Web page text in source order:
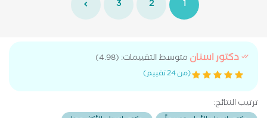
1
2
3
دكتور اسنان متوسط التقييمات: (4.98)
(من 24 تقييم)
ترتيب النتائج: